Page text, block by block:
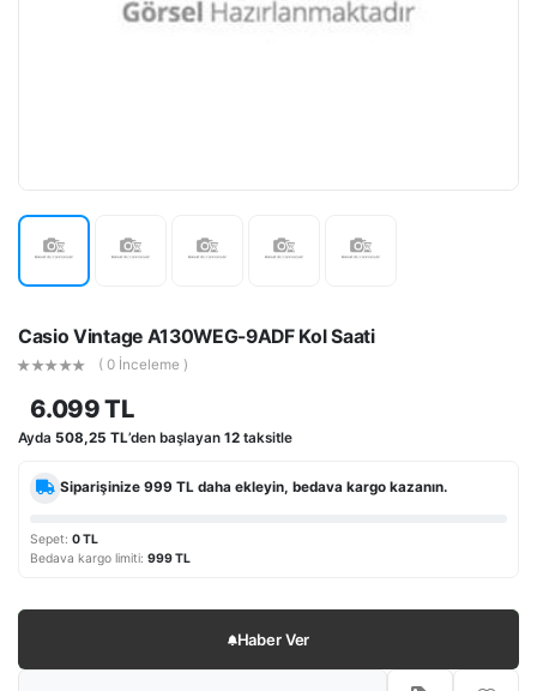
Casio Vintage A130WEG-9ADF Kol Saati
( 0 İnceleme )
6.099 TL
Ayda 508,25 TL’den başlayan 12 taksitle
Siparişinize999 TL daha ekleyin, bedava kargo kazanın.
Sepet: 0 TL
Bedava kargo limiti: 999 TL
Haber Ver